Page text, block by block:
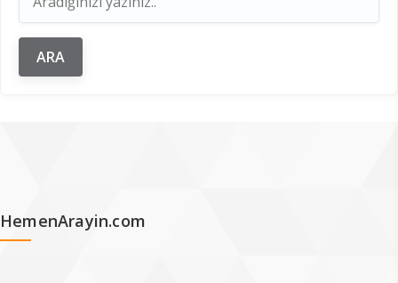
HemenArayin.com